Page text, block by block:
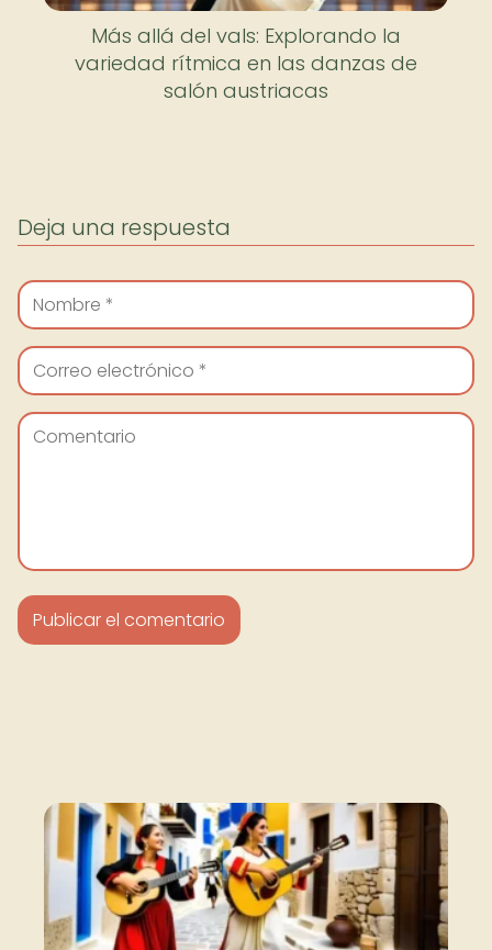
Más allá del vals: Explorando la
variedad rítmica en las danzas de
salón austriacas
Deja una respuesta